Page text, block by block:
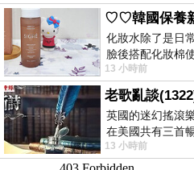
化妝水除了是日
臉後搭配化妝棉
我的保養必備品
13 小時前
老歌亂談
英國的迷幻搖滾
在美國共有三首
No》即為其中之
13 小時前